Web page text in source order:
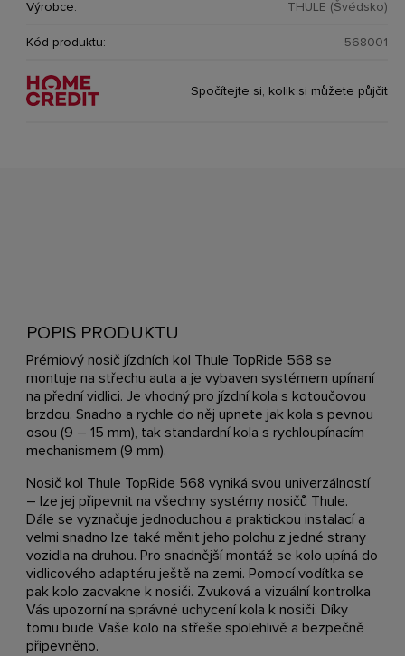
Výrobce: THULE (Švédsko)
Kód produktu: 568001
Spočítejte si, kolik si můžete půjčit
POPIS PRODUKTU
Prémiový nosič jízdních kol Thule TopRide 568 se
montuje na střechu auta a je vybaven systémem upínaní
na přední vidlici. Je vhodný pro jízdní kola s kotoučovou
brzdou. Snadno a rychle do něj upnete jak kola s pevnou
osou (9 – 15 mm), tak standardní kola s rychloupínacím
mechanismem (9 mm).
Nosič kol Thule TopRide 568 vyniká svou univerzálností
– lze jej připevnit na všechny systémy nosičů Thule.
Dále se vyznačuje jednoduchou a praktickou instalací a
velmi snadno lze také měnit jeho polohu z jedné strany
vozidla na druhou. Pro snadnější montáž se kolo upíná do
vidlicového adaptéru ještě na zemi. Pomocí vodítka se
pak kolo zacvakne k nosiči. Zvuková a vizuální kontrolka
Vás upozorní na správné uchycení kola k nosiči. Díky
tomu bude Vaše kolo na střeše spolehlivě a bezpečně
připevněno.